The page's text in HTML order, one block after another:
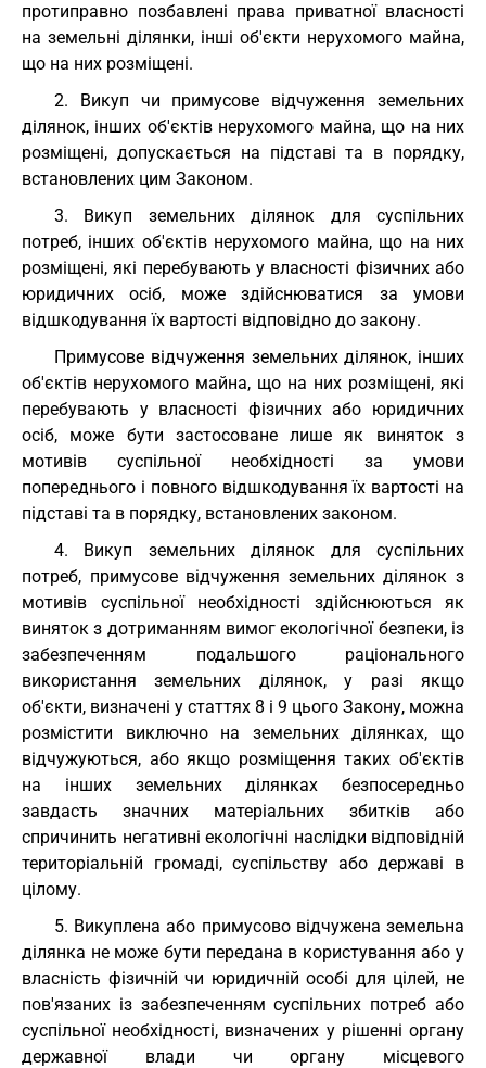
протиправно позбавлені права приватної власності
на земельні ділянки, інші об'єкти нерухомого майна,
що на них розміщені.
2. Викуп чи примусове відчуження земельних
ділянок, інших об'єктів нерухомого майна, що на них
розміщені, допускається на підставі та в порядку,
встановлених цим Законом.
3. Викуп земельних ділянок для суспільних
потреб, інших об'єктів нерухомого майна, що на них
розміщені, які перебувають у власності фізичних або
юридичних осіб, може здійснюватися за умови
відшкодування їх вартості відповідно до закону.
Примусове відчуження земельних ділянок, інших
об'єктів нерухомого майна, що на них розміщені, які
перебувають у власності фізичних або юридичних
осіб, може бути застосоване лише як виняток з
мотивів суспільної необхідності за умови
попереднього і повного відшкодування їх вартості на
підставі та в порядку, встановлених законом.
4. Викуп земельних ділянок для суспільних
потреб, примусове відчуження земельних ділянок з
мотивів суспільної необхідності здійснюються як
виняток з дотриманням вимог екологічної безпеки, із
забезпеченням подальшого раціонального
використання земельних ділянок, у разі якщо
об'єкти, визначені у статтях 8 і 9 цього Закону, можна
розмістити виключно на земельних ділянках, що
відчужуються, або якщо розміщення таких об'єктів
на інших земельних ділянках безпосередньо
завдасть значних матеріальних збитків або
спричинить негативні екологічні наслідки відповідній
територіальній громаді, суспільству або державі в
цілому.
5. Викуплена або примусово відчужена земельна
ділянка не може бути передана в користування або у
власність фізичній чи юридичній особі для цілей, не
пов'язаних із забезпеченням суспільних потреб або
суспільної необхідності, визначених у рішенні органу
державної влади чи органу місцевого